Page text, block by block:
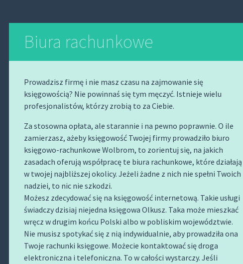
Biura rachunkowe
Prowadzisz firmę i nie masz czasu na zajmowanie się
księgowością? Nie powinnaś się tym męczyć. Istnieje wielu
profesjonalistów, którzy zrobią to za Ciebie.
Za stosowna opłata, ale starannie i na pewno poprawnie. O ile
zamierzasz, ażeby księgowość Twojej firmy prowadziło biuro
księgowo-rachunkowe Wolbrom, to zorientuj się, na jakich
zasadach oferują współpracę te biura rachunkowe, które działają
w twojej najbliższej okolicy. Jeżeli żadne z nich nie spełni Twoich
nadziei, to nic nie szkodzi.
Możesz zdecydować się na księgowość internetową. Takie usługi
świadczy dzisiaj niejedna księgowa Olkusz. Taka może mieszkać
wręcz w drugim końcu Polski albo w pobliskim województwie.
Nie musisz spotykać się z nią indywidualnie, aby prowadziła ona
Twoje rachunki księgowe. Możecie kontaktować się droga
elektroniczna i telefoniczna. To w całości wystarczy. Jeśli